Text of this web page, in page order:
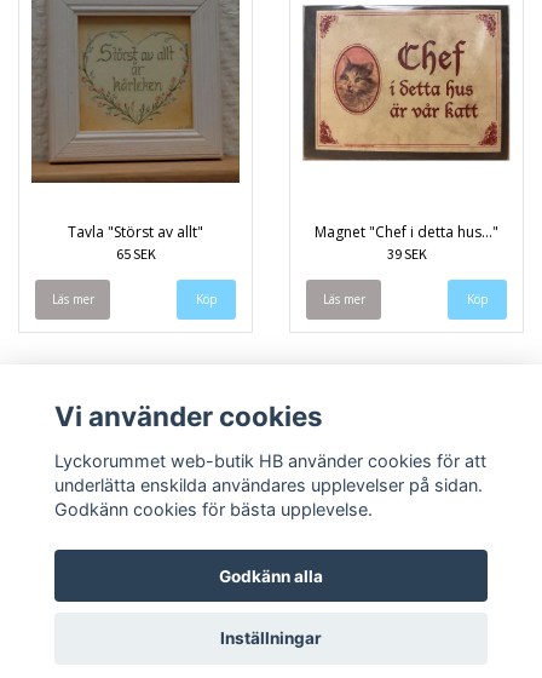
Tavla "Störst av allt"
65 SEK
Läs mer
Magnet "Chef i detta hus..."
39 SEK
Läs mer
© Copyright 2026 Lyckorummet web-butik HB
Vi använder cookies
Lyckorummet web-butik HB använder cookies för att
underlätta enskilda användares upplevelser på sidan.
Godkänn cookies för bästa upplevelse.
Godkänn alla
Inställningar